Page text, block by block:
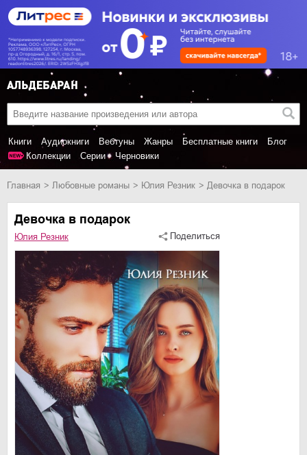
Книги Аудиокниги Вебтуны Жанры Бесплатные книги
Блог
Коллекции
Серии Черновики
Главная любовные романы Юлия Резник Девочка в подарок
Девочка в подарок
Юлия Резник Поделиться